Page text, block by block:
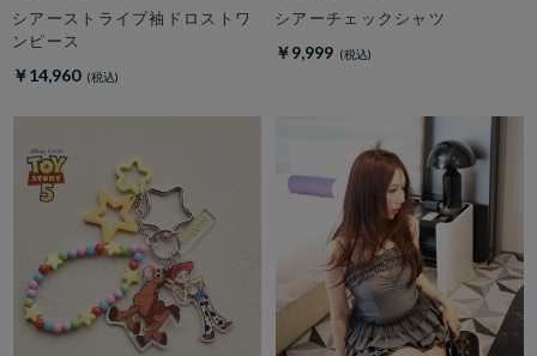
シアーストライプ袖ドロストワ
ンピース
￥14,960
シアーチェックシャツ
￥9,999